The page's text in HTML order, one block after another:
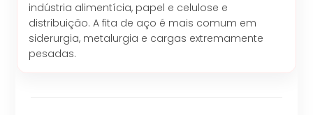
indústria alimentícia, papel e celulose e
distribuição. A fita de aço é mais comum em
siderurgia, metalurgia e cargas extremamente
pesadas.